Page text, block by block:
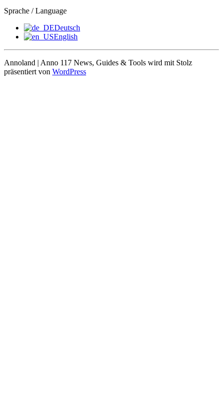
Sprache / Language
Deutsch
English
Annoland | Anno 117 News, Guides & Tools wird mit Stolz
präsentiert von WordPress